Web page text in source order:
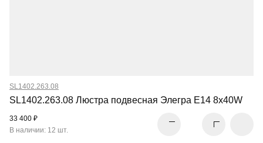
SL1402.263.08
SL1402.263.08 Люстра подвесная Элегра E14 8х40W
33 400 ₽
В наличии: 12 шт.